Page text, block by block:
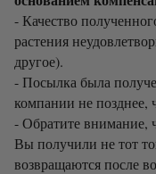
- Качество
растения
другое).
- Посылка была
компании не позднее,
- Обратите внимание,
Вы получили не тот
возвращаются после